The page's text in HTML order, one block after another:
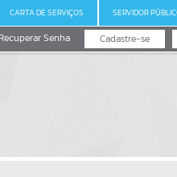
CARTA DE SERVIÇOS SERVIDOR
Cadastre-se
Recuperar Senha